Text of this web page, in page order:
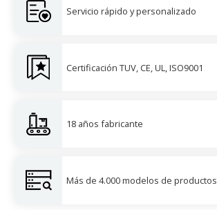
Servicio rápido y personalizado
Certificación TUV, CE, UL, ISO9001
18 años fabricante
Más de 4.000 modelos de productos